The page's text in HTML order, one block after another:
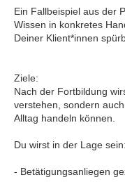
Ein Fallbeispiel aus der
Wissen in konkretes
Deiner Klient*innen
Ziele:
Nach der Fortbildung
verstehen, sondern
Alltag handeln können.
Du wirst in der Lage sein:
- Betätigungsanliegen